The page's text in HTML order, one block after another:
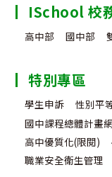
ISchool 校
高中部 國中部
特別專區
學生申訴 性別平
國中課程總體計畫
高中優質化(限閱)
職業安全衛生管理